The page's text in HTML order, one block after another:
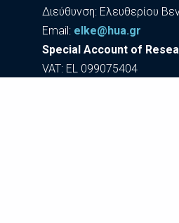
Διεύθυνση: Ελευθερίου
Εmail: elke@hua.gr
Special Account of
VAT: EL 099075404